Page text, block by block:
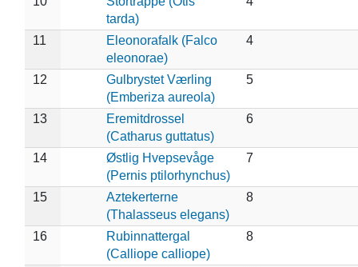
tarda)
11
Eleonorafalk (Falco
eleonorae)
4
12
Gulbrystet Værling
(Emberiza aureola)
5
13
Eremitdrossel
(Catharus guttatus)
6
14
Østlig Hvepsevåge
(Pernis ptilorhynchus)
7
15
Aztekerterne
(Thalasseus elegans)
8
16
Rubinnattergal
(Calliope calliope)
8